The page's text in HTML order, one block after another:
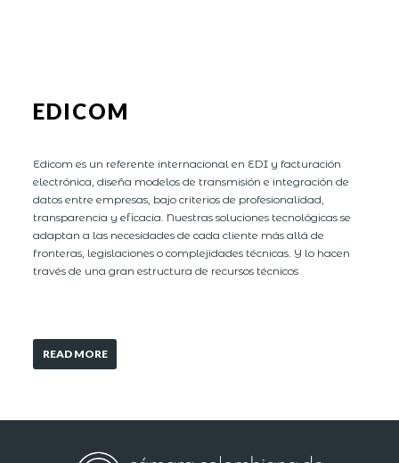
EDICOM
Edicom es un referente internacional en EDI y facturación
electrónica, diseña modelos de transmisión e integración de
datos entre empresas, bajo criterios de profesionalidad,
transparencia y eficacia. Nuestras soluciones tecnológicas se
adaptan a las necesidades de cada cliente más allá de
fronteras, legislaciones o complejidades técnicas. Y lo hacen
través de una gran estructura de recursos técnicos
READ MORE